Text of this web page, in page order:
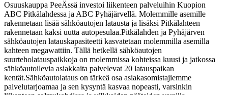
Osuuskauppa PeeÄssä investoi liikenteen palveluihin Kuopion
ABC Pitkälahdessa ja ABC Pyhäjärvellä. Molemmille asemille
rakennetaan lisää sähköautojen latausta ja lisäksi Pitkälahteen
rakennetaan kaksi uutta autopesulaa.Pitkälahden ja Pyhäjärven
sähköautojen latauskapasiteetti kasvatetaan molemmilla asemilla
kahteen megawattiin. Tällä hetkellä sähköautojen
suurteholatauspaikkoja on molemmissa kohteissa kuusi ja jatkossa
sähköautoilevia asiakkaita palvelevat 20 latauspaikan
kentät.Sähköautolataus on tärkeä osa asiakasomistajiemme
palvelutarjoamaa ja sen kysyntä kasvaa nopeasti, varsinkin